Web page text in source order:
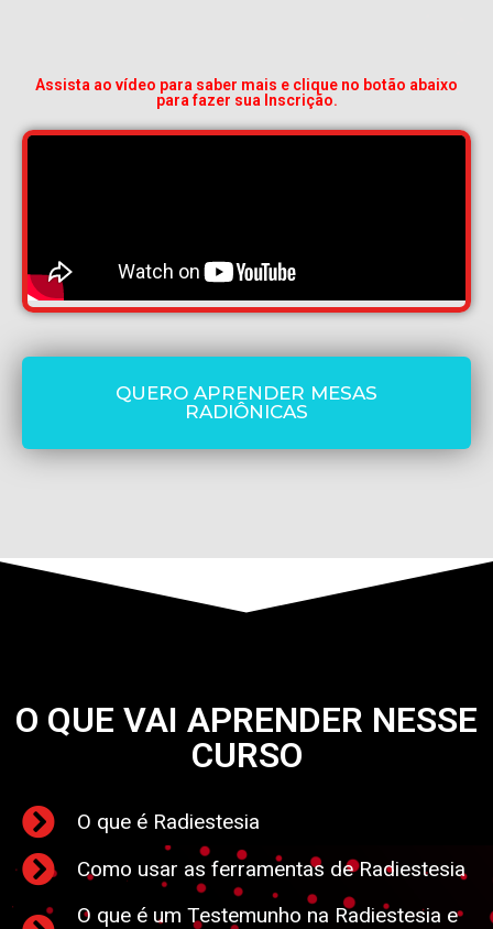
Assista ao vídeo para saber mais e clique no botão abaixo
para fazer sua Inscrição.
QUERO APRENDER MESAS
RADIÔNICAS
O QUE VAI APRENDER NESSE
CURSO
O que é Radiestesia
Como usar as ferramentas de Radiestesia
O que é um Testemunho na Radiestesia e